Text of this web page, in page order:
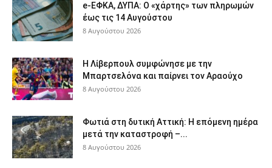
e-ΕΦΚΑ, ΔΥΠΑ: Ο «χάρτης» των πληρωμών
έως τις 14 Αυγούστου
8 Αυγούστου 2026
Η Λίβερπουλ συμφώνησε με την
Μπαρτσελόνα και παίρνει τον Αραούχο
8 Αυγούστου 2026
Φωτιά στη δυτική Αττική: Η επόμενη ημέρα
μετά την καταστροφή –...
8 Αυγούστου 2026